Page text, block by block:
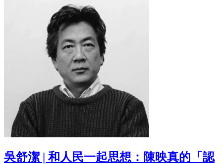
吳舒潔 | 和人民一起思想：陳映真的「認